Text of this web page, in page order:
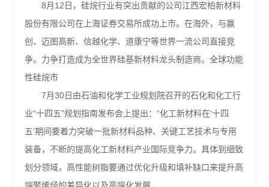
8月12日，硅烷行业有突出贡献的公司江西宏柏新材料
股份有限公司在上海证券交易所成功上市。在海外，与赢
创、迈图高新、信越化学、道康宁等世界一流公司直接竞
争。力争打造成为全世界硅基新材料龙头制造商。全球功能
性硅烷市
7月30日由石油和化学工业规划院召开的石化和化工行
业“十四五”规划指南发布会上提出：“化工新材料在‘十四
五’期间要着力突破一批新材料品种、关键工艺技术与专用
装备，不断的提高化工新材料产业国际竞争力。具体到细致
划分领域，高性能树脂要通过优化升级和填补缺口来提升高